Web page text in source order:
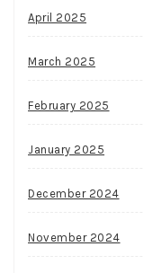
April 2025
March 2025
February 2025
January 2025
December 2024
November 2024